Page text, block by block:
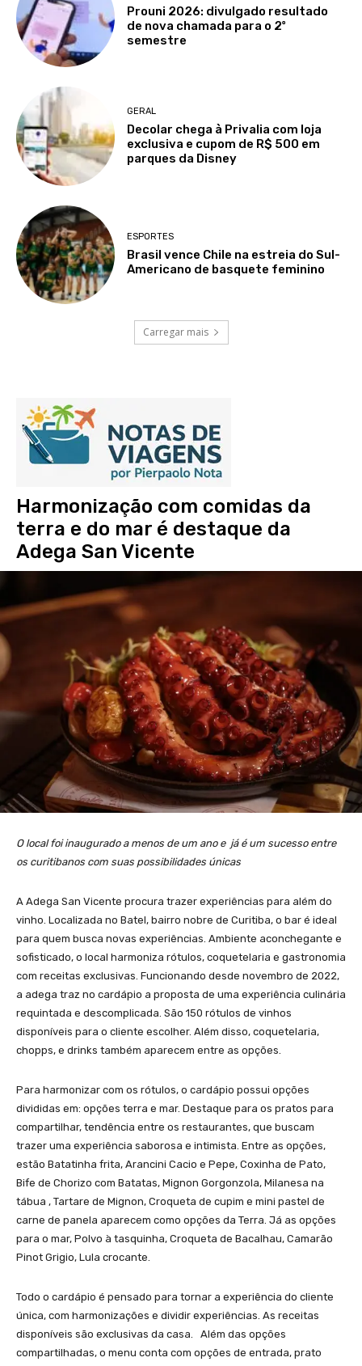
Prouni 2026: divulgado resultado
de nova chamada para o 2º
semestre
GERAL
Decolar chega à Privalia com loja
exclusiva e cupom de R$ 500 em
parques da Disney
ESPORTES
Brasil vence Chile na estreia do Sul-
Americano de basquete feminino
Carregar mais